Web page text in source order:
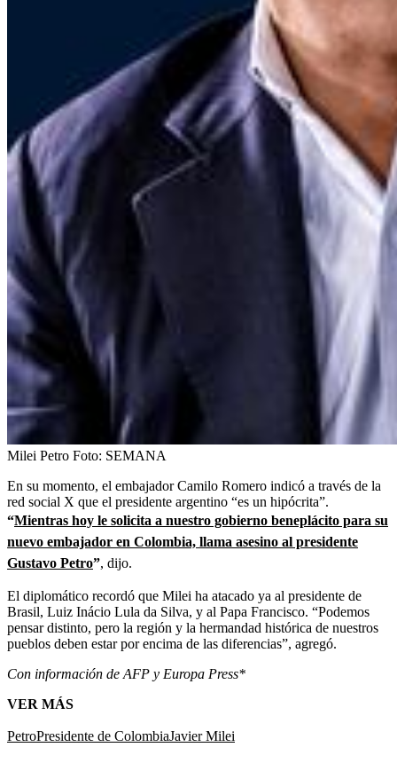
Milei Petro Foto: SEMANA
En su momento, el embajador Camilo Romero indicó a través de la
red social X que el presidente argentino “es un hipócrita”.
“Mientras hoy le solicita a nuestro gobierno beneplácito para su
nuevo embajador en Colombia, llama asesino al presidente
Gustavo Petro”, dijo.
El diplomático recordó que Milei ha atacado ya al presidente de
Brasil, Luiz Inácio Lula da Silva, y al Papa Francisco. “Podemos
pensar distinto, pero la región y la hermandad histórica de nuestros
pueblos deben estar por encima de las diferencias”, agregó.
Con información de AFP y Europa Press*
VER MÁS
PetroPresidente de ColombiaJavier Milei